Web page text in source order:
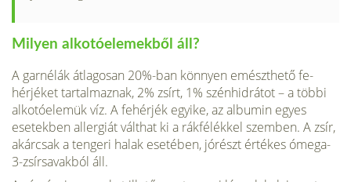
Milyen alkotóelemekből áll?
A garnélák átlagosan 20%-ban könnyen emészthető fe­
hérjéket tartalmaznak, 2% zsírt, 1% szénhidrátot – a töb­bi
alkotóelemük víz. A fehérjék egyike, az albumin egyes
esetekben allergiát válthat ki a rákfélékkel szemben. A zsír,
akárcsak a tengeri halak esetében, jórészt értékes ómega-
3-zsírsavakból áll.